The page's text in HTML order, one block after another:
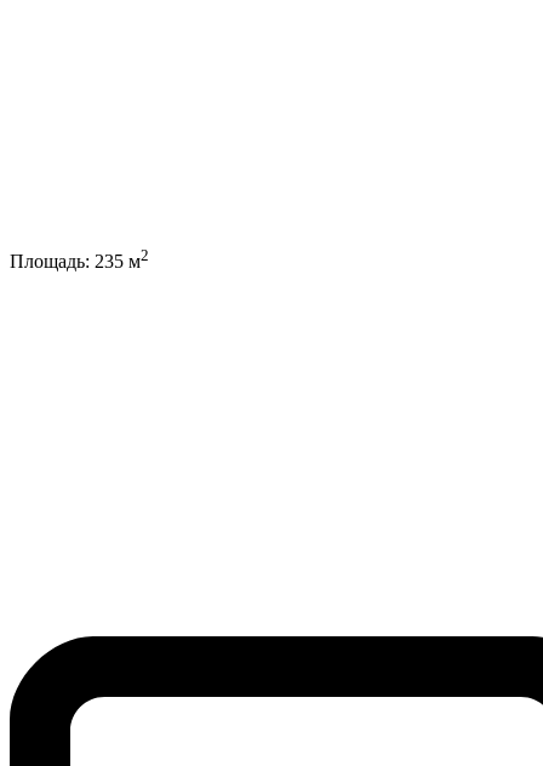
Площадь: 235 м2